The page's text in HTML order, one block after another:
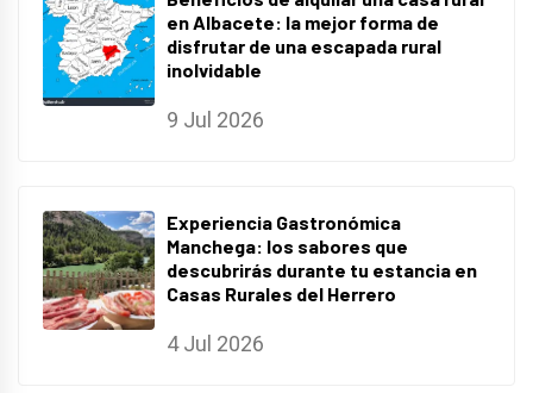
en Albacete: la mejor forma de
disfrutar de una escapada rural
inolvidable
9 Jul 2026
Experiencia Gastronómica
Manchega: los sabores que
descubrirás durante tu estancia en
Casas Rurales del Herrero
4 Jul 2026